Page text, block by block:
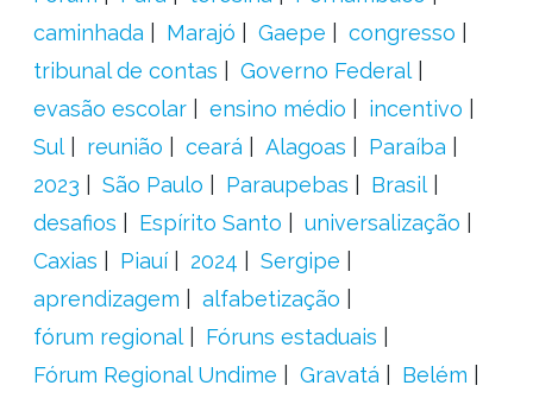
caminhada
Marajó Gaepe
congresso
tribunal de contas
Governo Federal
evasão escolar
ensino médio
incentivo
Sul
reunião ceará Alagoas
Paraíba
2023
São Paulo Paraupebas
Brasil
desafios
Espírito Santo
universalização
Caxias
Piauí 2024
Sergipe
aprendizagem
alfabetização
fórum regional
Fóruns estaduais
Fórum Regional Undime
Gravatá
Belém